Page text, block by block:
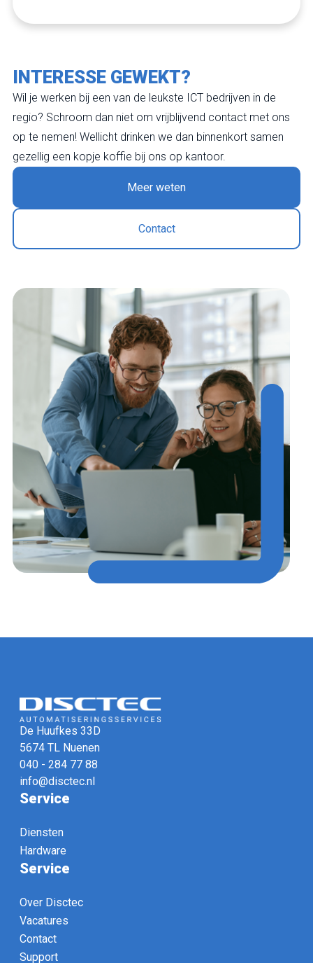
INTERESSE GEWEKT?
Wil je werken bij een van de leukste ICT bedrijven in de
regio? Schroom dan niet om vrijblijvend contact met ons
op te nemen! Wellicht drinken we dan binnenkort samen
gezellig een kopje koffie bij ons op kantoor.
Meer weten
Contact
De Huufkes 33D
5674 TL Nuenen
040 - 284 77 88
info@disctec.nl
Service
Diensten
Hardware
Service
Over Disctec
Vacatures
Contact
Support